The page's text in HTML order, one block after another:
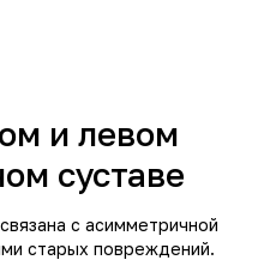
и левом
суставе
с асимметричной
старых повреждений.